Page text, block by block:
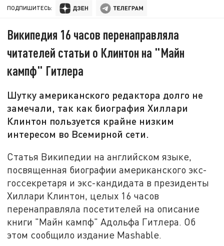
ПОДПИШИТЕСЬ:
Википедия 16 часов перенаправляла
читателей статьи о Клинтон на "Майн
кампф" Гитлера
Шутку американского редактора долго не
замечали, так как биография Хиллари
Клинтон пользуется крайне низким
интересом во Всемирной сети.
Статья Википедии на английском языке,
посвященная биографии американского экс-
госсекретаря и экс-кандидата в президенты
Хиллари Клинтон, целых 16 часов
перенаправляла посетителей на описание
книги "Майн кампф" Адольфа Гитлера. Об
этом сообщило издание Mashable.